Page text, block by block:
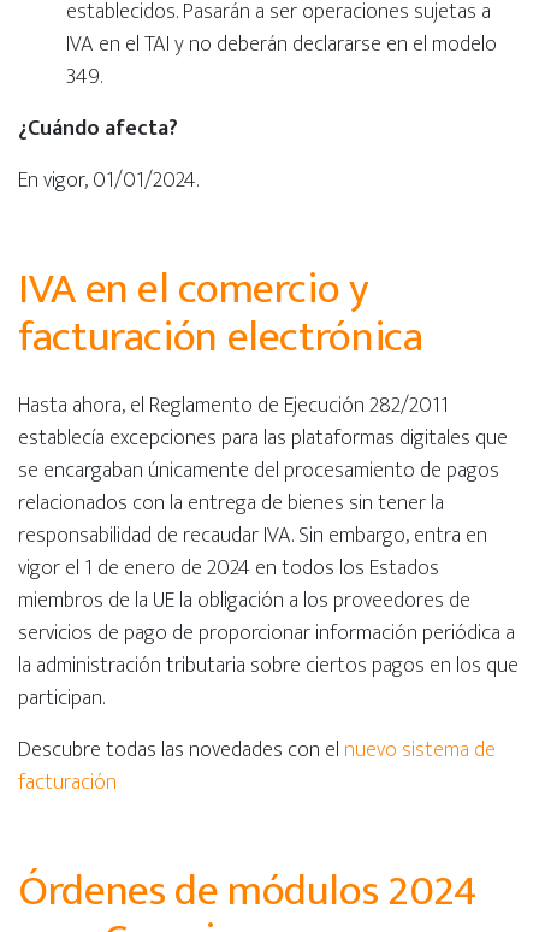
establecidos. Pasarán a ser operaciones sujetas a
IVA en el TAI y no deberán declararse en el modelo
349.
¿Cuándo afecta?
En vigor, 01/01/2024.
IVA en el comercio y
facturación electrónica
Hasta ahora, el Reglamento de Ejecución 282/2011
establecía excepciones para las plataformas digitales que
se encargaban únicamente del procesamiento de pagos
relacionados con la entrega de bienes sin tener la
responsabilidad de recaudar IVA. Sin embargo, entra en
vigor el 1 de enero de 2024 en todos los Estados
miembros de la UE la obligación a los proveedores de
servicios de pago de proporcionar información periódica a
la administración tributaria sobre ciertos pagos en los que
participan.
Descubre todas las novedades con el nuevo sistema de
facturación
Órdenes de módulos 2024